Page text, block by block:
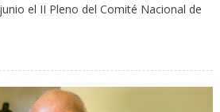
el II Pleno del Comité Nacional de